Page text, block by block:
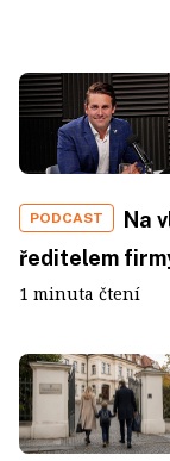
PODCAST
Na
ředitelem
1 minuta čtení